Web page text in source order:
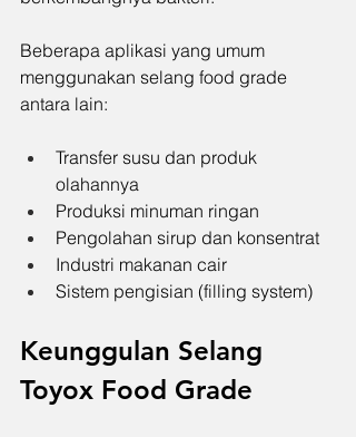
Beberapa aplikasi yang umum
menggunakan selang food grade
antara lain:
Transfer susu dan produk
olahannya
Produksi minuman ringan
Pengolahan sirup dan konsentrat
Industri makanan cair
Sistem pengisian (filling system)
Keunggulan Selang
Toyox Food Grade